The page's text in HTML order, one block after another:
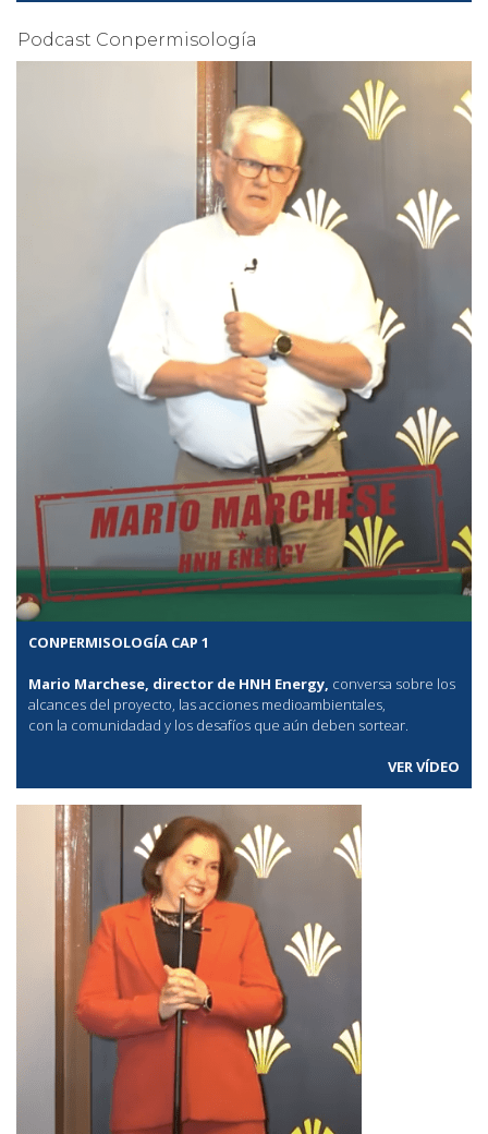
Podcast Conpermisología
CONPERMISOLOGÍA CAP 1
Mario Marchese, director de HNH Energy, conversa sobre los
alcances del proyecto, las acciones medioambientales,
con la comunidadad y los desafíos que aún deben sortear.
VER VÍDEO